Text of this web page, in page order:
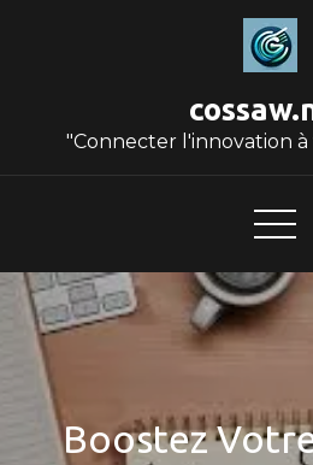
"Connecter l'innovation
Boostez